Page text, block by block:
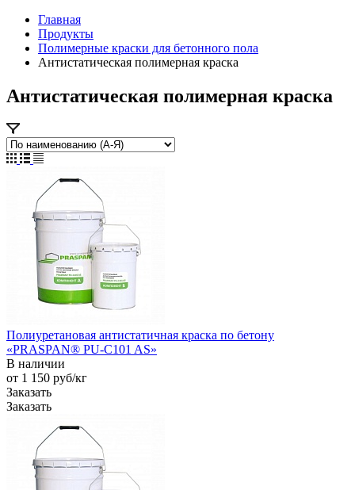
Главная
Продукты
Полимерные краски для бетонного пола
Антистатическая полимерная краска
Антистатическая полимерная краска
Полиуретановая антистатичная краска по бетону
«PRASPAN® PU-C101 AS»
В наличии
от 1 150 руб/кг
Заказать
Заказать